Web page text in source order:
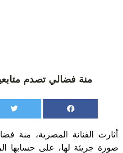
منة فضالي تصدم
أثارت الفنانة المصرية، منة
صورة جريئة لها، على حسابها